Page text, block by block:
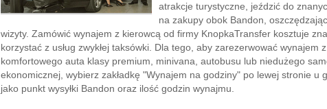
atrakcje turystyczne, jeździć do
na zakupy obok Bandon,
wizyty. Zamówić wynajem z kierowcą od firmy KnopkaTransfer kosztuje
korzystać z usług zwykłej taksówki. Dla tego, aby zarezerwować wynajem
komfortowego auta klasy premium, minivana, autobusu lub niedużego
ekonomicznej, wybierz zakładkę "Wynajem na godziny" po lewej stronie u
jako punkt wysyłki Bandon oraz ilość godzin wynajmu.